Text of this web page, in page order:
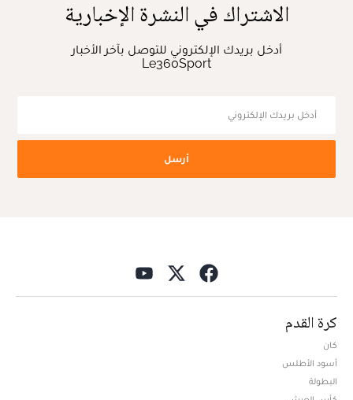
الاشتراك في النشرة الإخبارية
أدخل بريدك الإلكتروني للتوصل بآخر الأخبار
Le360Sport
أرسل
كرة القدم
كان
أسود الأطلس
البطولة